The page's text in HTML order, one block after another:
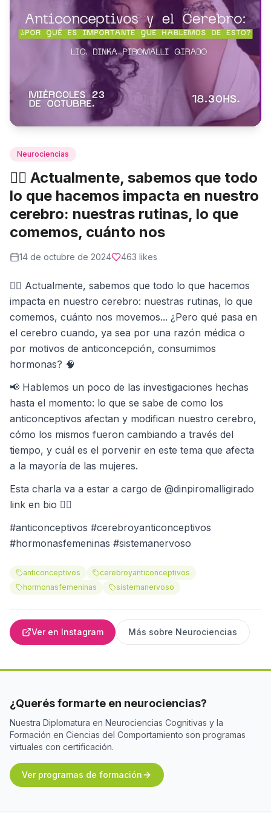
Neurociencias
👉🏻 Actualmente, sabemos que todo
lo que hacemos impacta en nuestro
cerebro: nuestras rutinas, lo que
comemos, cuánto nos
14 de octubre de 2024 463 likes
👉🏻 Actualmente, sabemos que todo lo que hacemos
impacta en nuestro cerebro: nuestras rutinas, lo que
comemos, cuánto nos movemos... ¿Pero qué pasa en
el cerebro cuando, ya sea por una razón médica o
por motivos de anticoncepción, consumimos
hormonas? 🧠
📢 Hablemos un poco de las investigaciones hechas
hasta el momento: lo que se sabe de como los
anticonceptivos afectan y modifican nuestro cerebro,
cómo los mismos fueron cambiando a través del
tiempo, y cuál es el porvenir en este tema que afecta
a la mayoría de las mujeres.
Esta charla va a estar a cargo de @dinpiromalligirado
link en bio 👆🏽
#anticonceptivos #cerebroyanticonceptivos
#hormonasfemeninas #sistemanervoso
anticonceptivos
cerebroyanticonceptivos
hormonasfemeninas
sistemanervoso
Ver en Instagram Más sobre Neurociencias
¿Querés formarte en neurociencias?
Nuestra Diplomatura en Neurociencias Cognitivas y la
Formación en Ciencias del Comportamiento son programas
virtuales con certificación.
Ver programas de formación